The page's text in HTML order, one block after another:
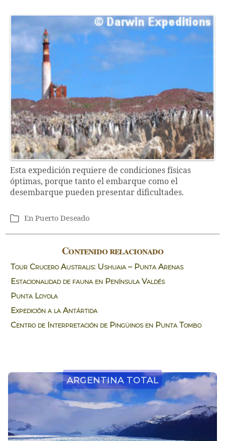
Esta expedición requiere de condiciones físicas
óptimas, porque tanto el embarque como el
desembarque pueden presentar dificultades.
Categorías
EnPuerto Deseado
Contenido relacionado
Tour Crucero Australis: Ushuaia – Punta Arenas
Estacionalidad de fauna en Península Valdés
Punta Loyola
Expedición a la Antártida
Centro de Interpretación de Pingüinos en Punta Tombo
Argentina Total